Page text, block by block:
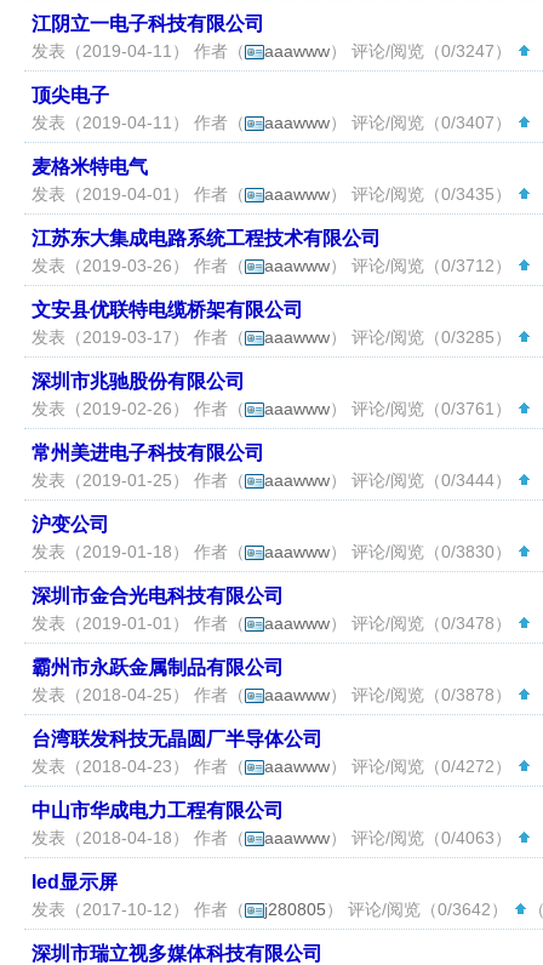
江阴立一电子科技有限公司
发表（2019-04-11） 作者（ aaawww） 评论/阅览（0/3247）
顶尖电子
发表（2019-04-11） 作者（ aaawww） 评论/阅览（0/3407）
麦格米特电气
发表（2019-04-01） 作者（ aaawww） 评论/阅览（0/3435）
江苏东大集成电路系统工程技术有限公司
发表（2019-03-26） 作者（ aaawww） 评论/阅览（0/3712）
文安县优联特电缆桥架有限公司
发表（2019-03-17） 作者（ aaawww） 评论/阅览（0/3285）
深圳市兆驰股份有限公司
发表（2019-02-26） 作者（ aaawww） 评论/阅览（0/3761）
常州美进电子科技有限公司
发表（2019-01-25） 作者（ aaawww） 评论/阅览（0/3444）
沪变公司
发表（2019-01-18） 作者（ aaawww） 评论/阅览（0/3830）
深圳市金合光电科技有限公司
发表（2019-01-01） 作者（ aaawww） 评论/阅览（0/3478）
霸州市永跃金属制品有限公司
发表（2018-04-25） 作者（ aaawww） 评论/阅览（0/3878）
台湾联发科技无晶圆厂半导体公司
发表（2018-04-23） 作者（ aaawww） 评论/阅览（0/4272）
中山市华成电力工程有限公司
发表（2018-04-18） 作者（ aaawww） 评论/阅览（0/4063）
led显示屏
发表（2017-10-12） 作者（ j280805） 评论/阅览（0/3642）
深圳市瑞立视多媒体科技有限公司